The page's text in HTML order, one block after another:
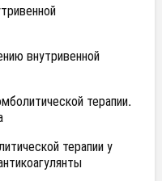
внутривенной
терапии.
терапии у